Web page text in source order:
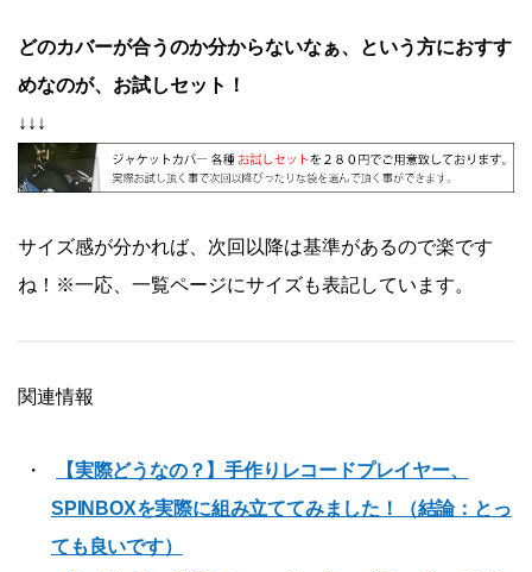
どのカバーが合うのか分からないなぁ、という方におすす
めなのが、お試しセット！
↓↓↓
サイズ感が分かれば、次回以降は基準があるので楽です
ね！※一応、一覧ページにサイズも表記しています。
関連情報
【実際どうなの？】手作りレコードプレイヤー、
SPINBOXを実際に組み立ててみました！（結論：とっ
ても良いです）